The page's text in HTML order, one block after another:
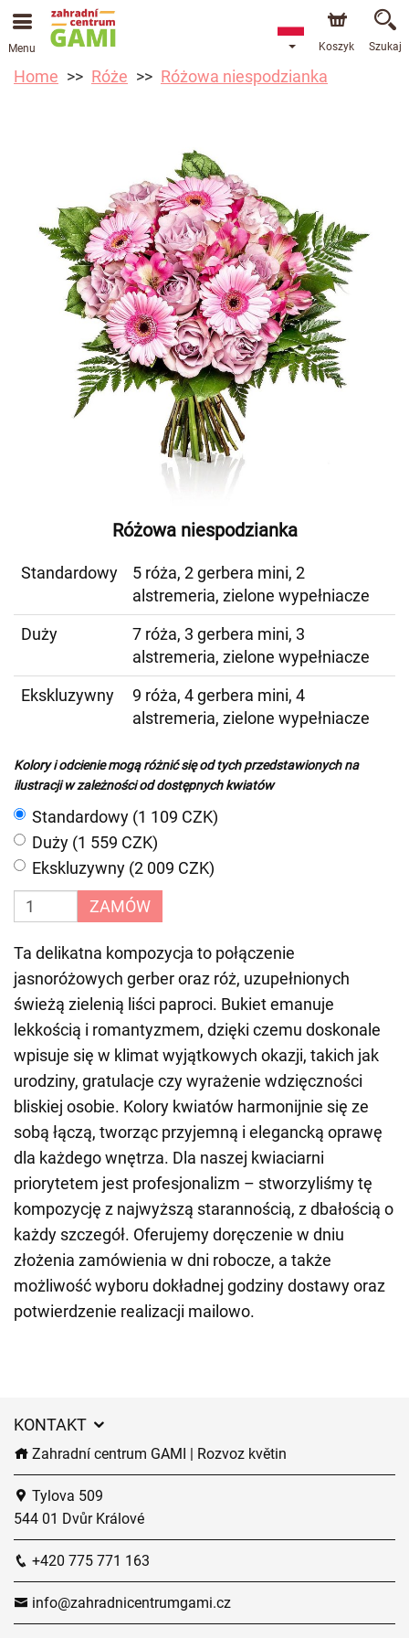
Menu Koszyk Szukaj
Home Róże Różowa niespodzianka
Różowa niespodzianka
Standardowy
5 róża, 2 gerbera mini, 2
alstremeria, zielone wypełniacze
Duży
7 róża, 3 gerbera mini, 3
alstremeria, zielone wypełniacze
Ekskluzywny
9 róża, 4 gerbera mini, 4
alstremeria, zielone wypełniacze
Kolory i odcienie mogą różnić się od tych przedstawionych na
ilustracji w zależności od dostępnych kwiatów
Standardowy (1 109 CZK)
Duży (1 559 CZK)
Ekskluzywny (2 009 CZK)
ZAMÓW
Ta delikatna kompozycja to połączenie
jasnoróżowych gerber oraz róż, uzupełnionych
świeżą zielenią liści paproci. Bukiet emanuje
lekkością i romantyzmem, dzięki czemu doskonale
wpisuje się w klimat wyjątkowych okazji, takich jak
urodziny, gratulacje czy wyrażenie wdzięczności
bliskiej osobie. Kolory kwiatów harmonijnie się ze
sobą łączą, tworząc przyjemną i elegancką oprawę
dla każdego wnętrza. Dla naszej kwiaciarni
priorytetem jest profesjonalizm – stworzyliśmy tę
kompozycję z najwyższą starannością, z dbałością o
każdy szczegół. Oferujemy doręczenie w dniu
złożenia zamówienia w dni robocze, a także
możliwość wyboru dokładnej godziny dostawy oraz
potwierdzenie realizacji mailowo.
KONTAKT
Zahradní centrum GAMI | Rozvoz květin
Tylova 509
544 01 Dvůr Králové
+420 775 771 163
info@zahradnicentrumgami.cz